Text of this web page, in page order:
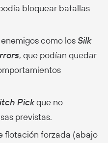
bloquear batallas
como losSilk
, que podían quedar
Pickque no
previstas.
flotación forzada (abajo